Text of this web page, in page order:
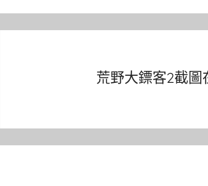
荒野大鏢客2截圖